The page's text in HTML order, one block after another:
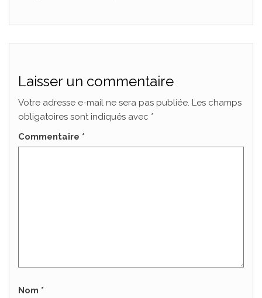
Laisser un commentaire
Votre adresse e-mail ne sera pas publiée. Les champs
obligatoires sont indiqués avec *
Commentaire *
Nom *